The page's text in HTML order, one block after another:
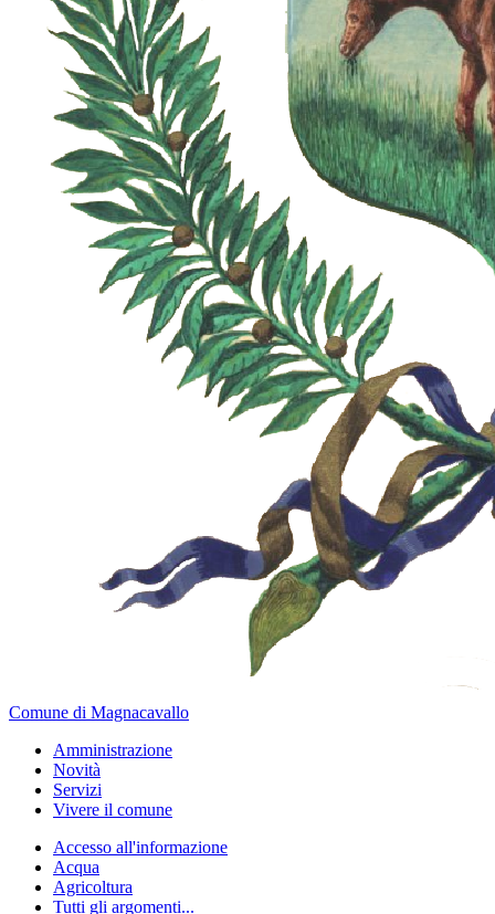
Comune di Magnacavallo
Amministrazione
Novità
Servizi
Vivere il comune
Accesso all'informazione
Acqua
Agricoltura
Tutti gli argomenti...